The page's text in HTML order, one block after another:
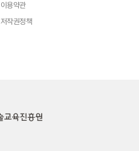
이용약관
저작권정책